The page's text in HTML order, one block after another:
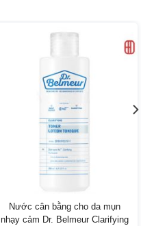
Nước cân bằng cho da mụn
nhạy cảm Dr. Belmeur Clarifying